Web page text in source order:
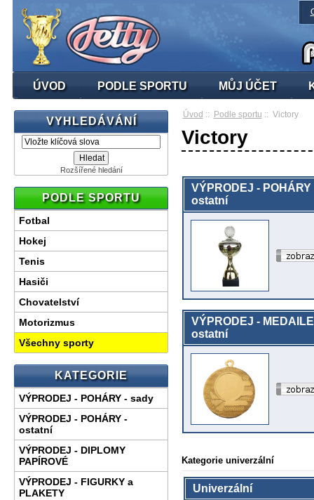
ÚVOD PODLE SPORTU MŮJ ÚČET
VYHLEDÁVÁNÍ
Rozšířené hledání
PODLE SPORTU
Fotbal
Hokej
Tenis
Hasiči
Chovatelství
Motorizmus
Všechny sporty
KATEGORIE
VÝPRODEJ - POHÁRY - sady
VÝPRODEJ - POHÁRY -
ostatní
VÝPRODEJ - DIPLOMY
PAPÍROVÉ
VÝPRODEJ - FIGURKY a
PLAKETY
Úvod :: Podle sportu :: Victory
Victory
VÝPRODEJ - POHÁRY
ostatní
VÝPRODEJ -
ostatní
Kategorie univerzální
Univerzální